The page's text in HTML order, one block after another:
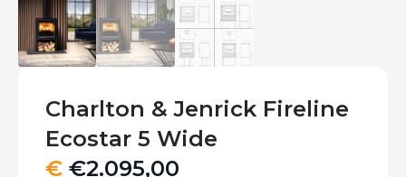
Charlton & Jenrick Fireline
Ecostar 5 Wide
€ €2.095,00